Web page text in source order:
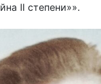
II степени»».